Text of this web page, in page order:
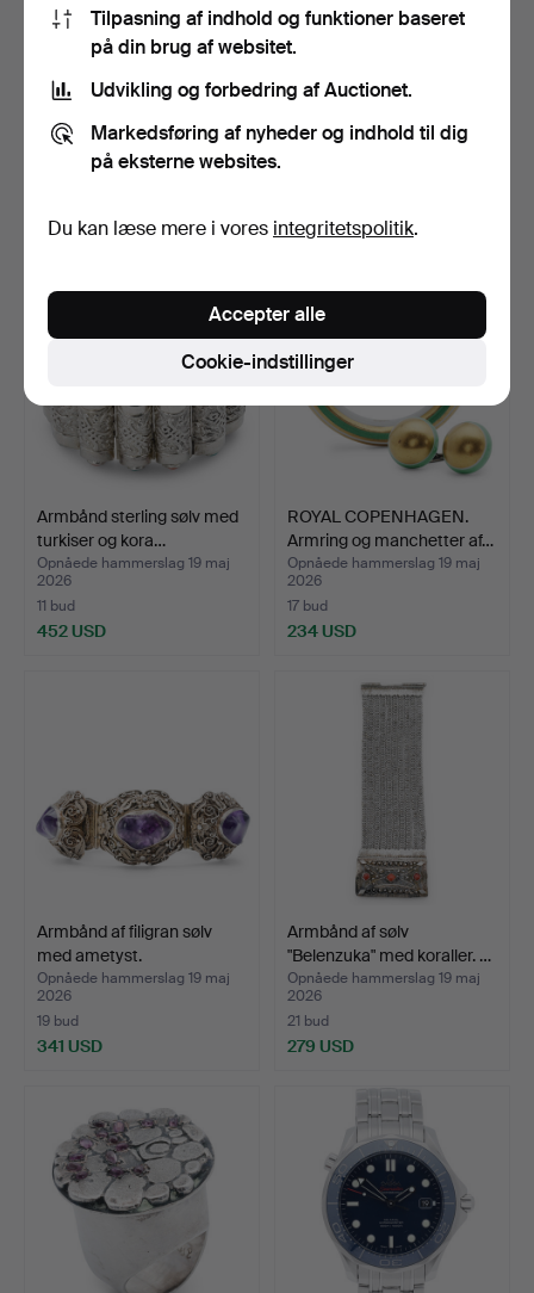
GEORG JENSEN.
Armbånd, leddelt af
sterling…
Opnåede hammerslag 19 maj
Jacgueline Rabun
"Offspring" Armbånd af 18…
Opnåede hammerslag 19 maj
Armbånd sterling sølv med
turkiser og kora…
Opnåede hammerslag 19 maj
2026
11 bud
452 USD
ROYAL COPENHAGEN.
Armring og manchetter af…
Opnåede hammerslag 19 maj
2026
17 bud
234 USD
Armbånd af filigran sølv
med ametyst.
Opnåede hammerslag 19 maj
2026
19 bud
341 USD
Armbånd af sølv
"Belenzuka" med koraller. …
Opnåede hammerslag 19 maj
2026
21 bud
279 USD
Tilpasning af indhold og funktioner baseret
på din brug af websitet.
Udvikling og forbedring af Auctionet.
Markedsføring af nyheder og indhold til dig
på eksterne websites.
Du kan læse mere i vores integritetspolitik.
Cookie-indstillinger
Accepter alle